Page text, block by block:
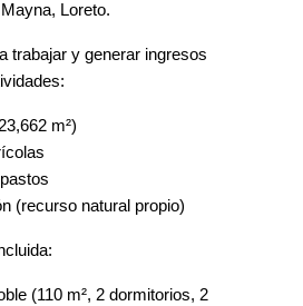
Loreto.
trabajar y generar ingresos
m²)
(recurso natural propio)
(110 m², 2 dormitorios, 2